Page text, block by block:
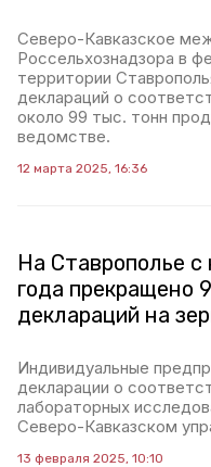
Северо-Кавказское
Россельхознадзора в
территории
деклараций о
около 99 тыс. тонн
ведомстве.
12 марта 2025, 16:36
На Ставрополье с
года прекращено
деклараций на
Индивидуальные
декларации о
лабораторных
Северо-Кавказском
13 февраля 2025, 10:10